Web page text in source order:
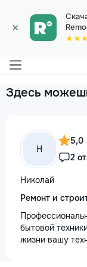
×
Здесь
Н
5,0
2
Николай
Ремонт и
бытовой
жизни вашу